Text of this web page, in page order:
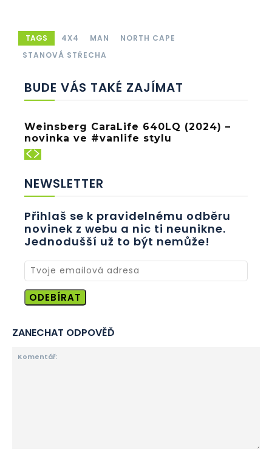
TAGS 4X4 MAN
NORTH CAPE
STANOVÁ STŘECHA
BUDE VÁS TAKÉ ZAJÍMAT
Weinsberg CaraLife 640LQ (2024) –
novinka ve #vanlife stylu
NEWSLETTER
Přihlaš se k pravidelnému odběru
novinek z webu a nic ti neunikne.
Jednodušší už to být nemůže!
ODEBÍRAT
ZANECHAT ODPOVĚĎ